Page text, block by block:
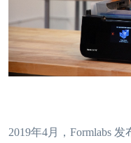
2019年4月，Formlabs